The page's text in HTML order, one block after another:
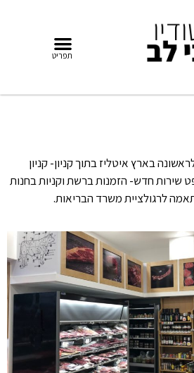
בארץ איטליז בתוך קניון- קניון
שירות חדש- הזמנות ברשת וקניות בחנות
לרגולציית משרד הבריאות.